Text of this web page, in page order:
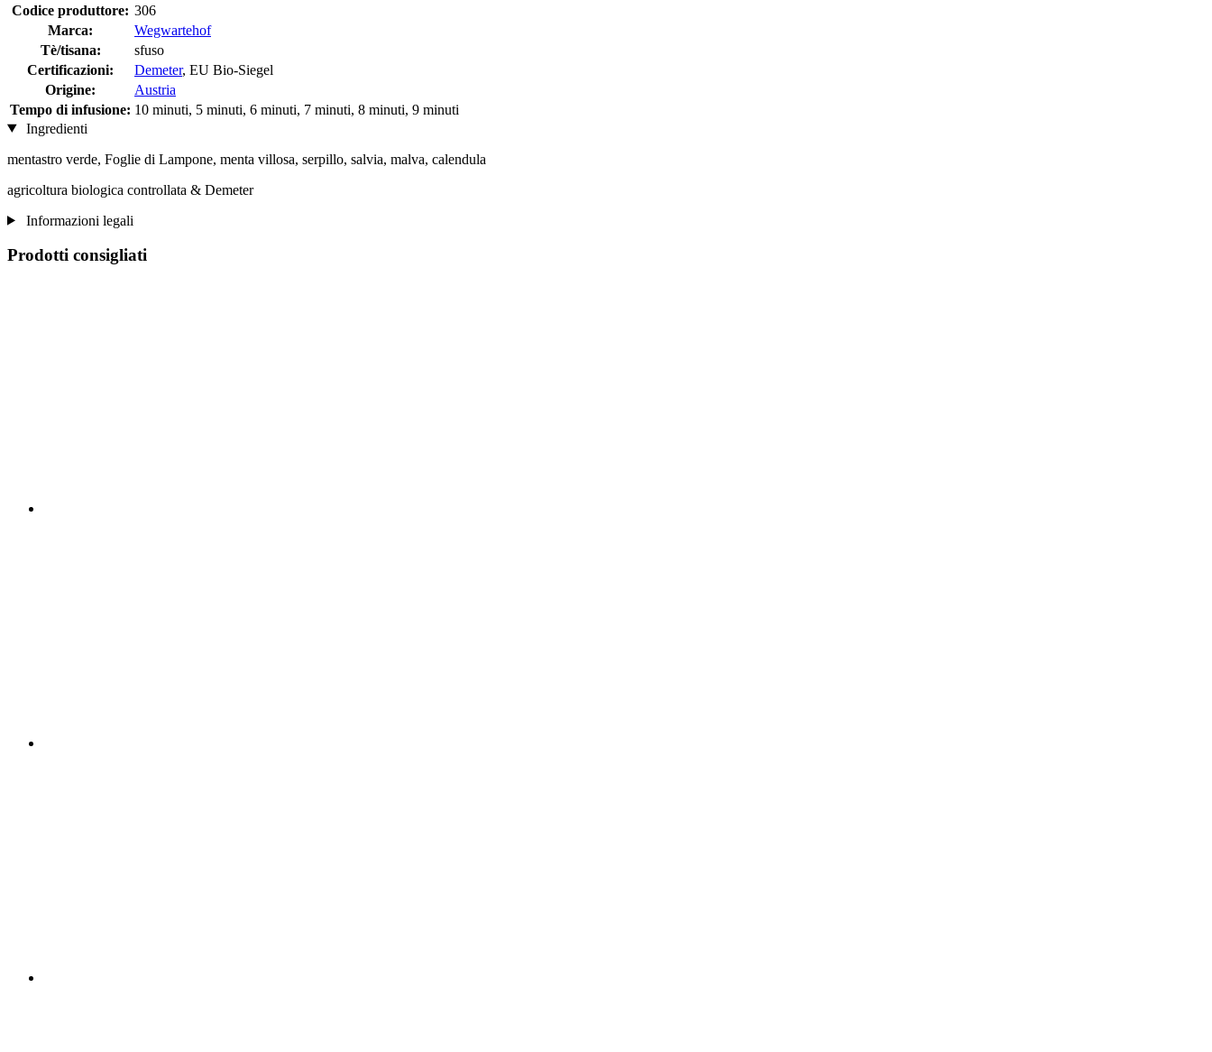
Codice produttore: 306
Marca:
Wegwartehof
Tè/tisana:
sfuso
Certificazioni:
Demeter, EU Bio-Siegel
Origine:
Austria
Tempo di infusione: 10 minuti, 5 minuti, 6 minuti, 7 minuti, 8 minuti, 9 minuti
Ingredienti
mentastro verde, Foglie di Lampone, menta villosa, serpillo, salvia, malva, calendula
agricoltura biologica controllata & Demeter
Informazioni legali
Prodotti consigliati